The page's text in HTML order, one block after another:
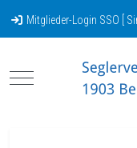
Mitglieder-Login SSO [
Mobile Menu Toggle